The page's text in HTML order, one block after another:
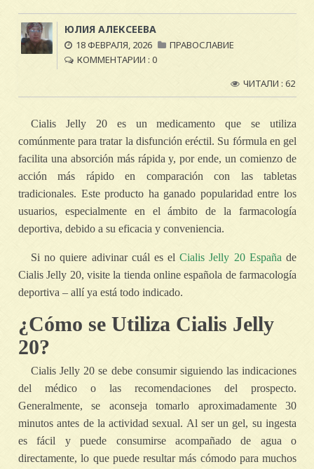
ЮЛИЯ АЛЕКСЕЕВА
18 ФЕВРАЛЯ, 2026
ПРАВОСЛАВИЕ
КОММЕНТАРИИ : 0
ЧИТАЛИ : 62
Cialis Jelly 20 es un medicamento que se utiliza
comúnmente para tratar la disfunción eréctil. Su fórmula en gel
facilita una absorción más rápida y, por ende, un comienzo de
acción más rápido en comparación con las tabletas
tradicionales. Este producto ha ganado popularidad entre los
usuarios, especialmente en el ámbito de la farmacología
deportiva, debido a su eficacia y conveniencia.
Si no quiere adivinar cuál es elCialis Jelly 20 Españade
Cialis Jelly 20, visite la tienda online española de farmacología
deportiva – allí ya está todo indicado.
¿Cómo se Utiliza Cialis Jelly
20?
Cialis Jelly 20 se debe consumir siguiendo las indicaciones
del médico o las recomendaciones del prospecto.
Generalmente, se aconseja tomarlo aproximadamente 30
minutos antes de la actividad sexual. Al ser un gel, su ingesta
es fácil y puede consumirse acompañado de agua o
directamente, lo que puede resultar más cómodo para muchos